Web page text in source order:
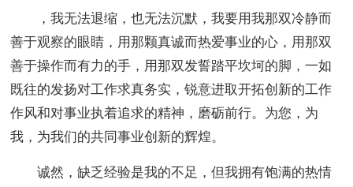
，我无法退缩，也无法沉默，我要用我那双冷静而
善于观察的眼睛，用那颗真诚而热爱事业的心，用那双
善于操作而有力的手，用那双发誓踏平坎坷的脚，一如
既往的发扬对工作求真务实，锐意进取开拓创新的工作
作风和对事业执着追求的精神，磨砺前行。为您，为
我，为我们的共同事业创新的辉煌。
诚然，缺乏经验是我的不足，但我拥有饱满的热情